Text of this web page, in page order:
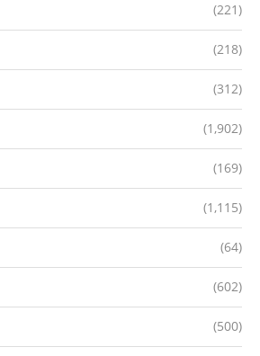
(221)
(218)
(312)
(1,902)
(169)
(1,115)
(64)
(602)
(500)